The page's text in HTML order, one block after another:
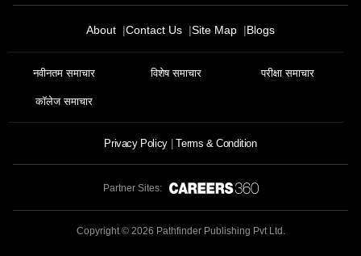
About Contact Us Site Map Blogs
नवीनतम समाचार विशेष समाचार परीक्षा समाचार
कॉलेज समाचार
Privacy Policy Terms & Condition
Partner Sites:
Copyright © 2026 Pathfinder Publishing Pvt Ltd.